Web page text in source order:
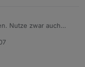
Nutze zwar auch